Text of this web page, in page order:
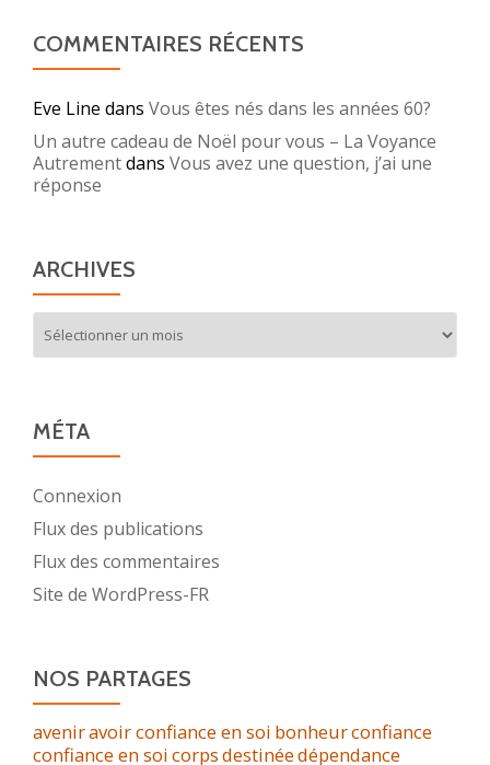
COMMENTAIRES RÉCENTS
Eve Line dans Vous êtes nés dans les années 60?
Un autre cadeau de Noël pour vous – La Voyance
Autrementdans Vous avez une question, j’ai une
réponse
ARCHIVES
MÉTA
Connexion
Flux des publications
Flux des commentaires
Site de WordPress-FR
NOS PARTAGES
aveniravoir confiance en soi bonheurconfiance
confiance en soicorpsdestinéedépendance